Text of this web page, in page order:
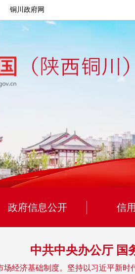
铜川政府网
政府信息公开 信
中共中央办公厅 国
场经济基础制度。坚持以习近平新